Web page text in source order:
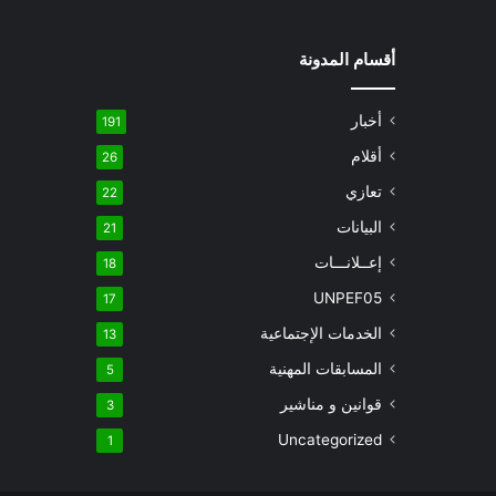
أقسام المدونة
أخبار 191
أقلام 26
تعازي 22
البيانات 21
إعــلانـــات 18
UNPEF05
17
الخدمات الإجتماعية 13
المسابقات المهنية 5
قوانين و مناشير 3
Uncategorized
1